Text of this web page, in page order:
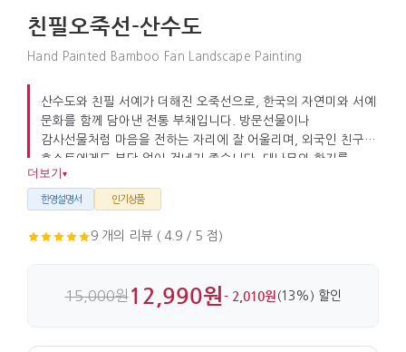
친필오죽선-산수도
Hand Painted Bamboo Fan Landscape Painting
산수도와 친필 서예가 더해진 오죽선으로, 한국의 자연미와 서예
문화를 함께 담아낸 전통 부채입니다. 방문선물이나
감사선물처럼 마음을 전하는 자리에 잘 어울리며, 외국인 친구나
호스트에게도 부담 없이 건네기 좋습니다. 대나무와 한지를
사용해 만들고 전통매듭과 구슬 장식까지 더해 디테일이 살아
있습니다.
더보기 ▾
한영설명서 인기상품
9 개의 리뷰 ( 4.9 / 5 점)
15,000원12,990원- 2,010원 (13%) 할인